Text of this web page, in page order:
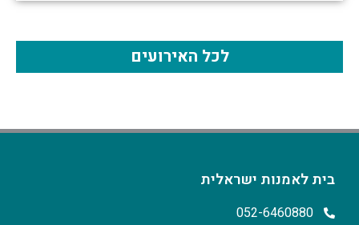
לכל האירועים
בית לאמנות ישראלית
052-6460880